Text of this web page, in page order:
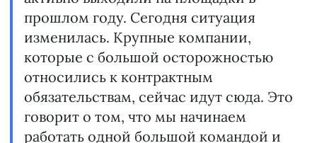
прошлом году. Сегодня ситуация
изменилась. Крупные компании,
которые с большой осторожностью
относились к контрактным
обязательствам, сейчас идут сюда. Это
говорит о том, что мы начинаем
работать одной большой командой и